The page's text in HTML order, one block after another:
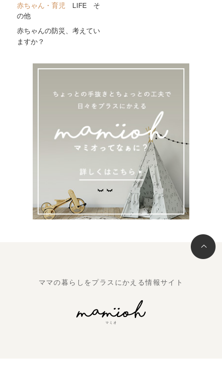
赤ちゃん・育児 LIFE
そ
の他
赤ちゃんの防災、考えてい
ますか？
ママの暮らしをプラスにかえる情報サイト